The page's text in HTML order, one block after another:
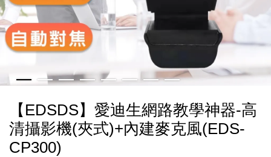
【EDSDS】愛迪生網路教學神器-高
清攝影機(夾式)+內建麥克風(EDS-
CP300)